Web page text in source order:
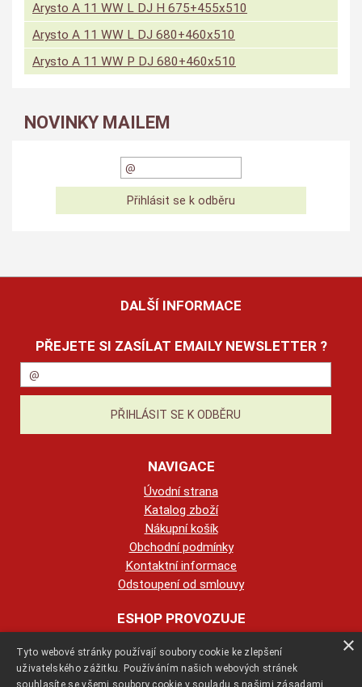
Arysto A 11 WW L DJ H 675+455x510
Arysto A 11 WW L DJ 680+460x510
Arysto A 11 WW P DJ 680+460x510
NOVINKY MAILEM
DALŠÍ INFORMACE
PŘEJETE SI ZASÍLAT EMAILY NEWSLETTER ?
NAVIGACE
Úvodní strana
Katalog zboží
Nákupní košík
Obchodní podmínky
Kontaktní informace
Odstoupení od smlouvy
ESHOP PROVOZUJE
123KRBY s.r.o.
×
Tyto webové stránky používají soubory cookie ke zlepšení
uživatelského zážitku. Používáním našich webových stránek
souhlasíte se všemi soubory cookie v souladu s našimi zásadami